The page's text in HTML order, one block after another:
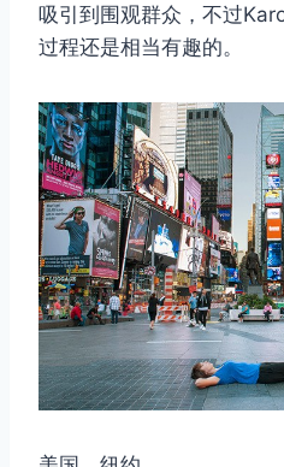
吸引到围观群众，不过
过程还是相当有趣的。